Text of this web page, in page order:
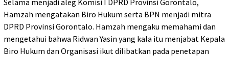
Hamzah mengatakan Biro Hukum serta BPN menjadi mitra
DPRD Provinsi Gorontalo. Hamzah mengaku memahami dan
mengetahui bahwa Ridwan Yasin yang kala itu menjabat Kepala
Biro Hukum dan Organisasi ikut dilibatkan pada penetapan